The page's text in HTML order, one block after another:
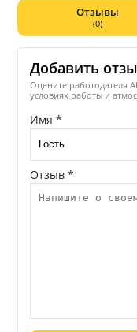
Отзывы
(0)
Добавить
Оцените работодателя
условиях работы и
Имя *
Отзыв *